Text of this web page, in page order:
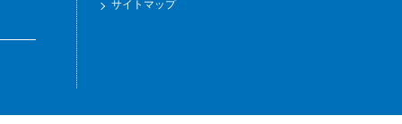
サイトマップ